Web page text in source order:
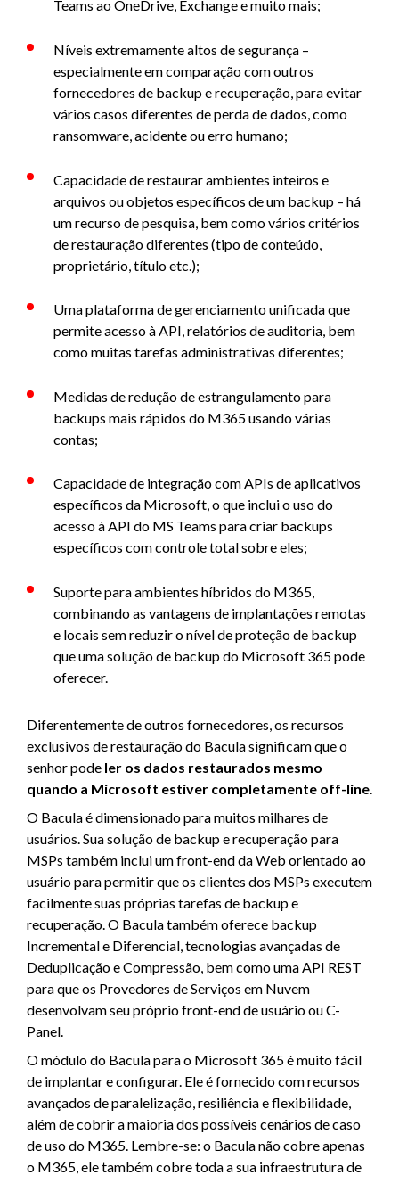
Teams ao OneDrive, Exchange e muito mais;
Níveis extremamente altos de segurança –
especialmente em comparação com outros
fornecedores de backup e recuperação, para evitar
vários casos diferentes de perda de dados, como
ransomware, acidente ou erro humano;
Capacidade de restaurar ambientes inteiros e
arquivos ou objetos específicos de um backup – há
um recurso de pesquisa, bem como vários critérios
de restauração diferentes (tipo de conteúdo,
proprietário, título etc.);
Uma plataforma de gerenciamento unificada que
permite acesso à API, relatórios de auditoria, bem
como muitas tarefas administrativas diferentes;
Medidas de redução de estrangulamento para
backups mais rápidos do M365 usando várias
contas;
Capacidade de integração com APIs de aplicativos
específicos da Microsoft, o que inclui o uso do
acesso à API do MS Teams para criar backups
específicos com controle total sobre eles;
Suporte para ambientes híbridos do M365,
combinando as vantagens de implantações remotas
e locais sem reduzir o nível de proteção de backup
que uma solução de backup do Microsoft 365 pode
oferecer.
Diferentemente de outros fornecedores, os recursos
exclusivos de restauração do Bacula significam que o
senhor pode ler os dados restaurados mesmo
quando a Microsoft estiver completamente off-line
O Bacula é dimensionado para muitos milhares de
usuários. Sua solução de backup e recuperação para
MSPs também inclui um front-end da Web orientado ao
usuário para permitir que os clientes dos MSPs executem
facilmente suas próprias tarefas de backup e
recuperação. O Bacula também oferece backup
Incremental e Diferencial, tecnologias avançadas de
Deduplicação e Compressão, bem como uma API REST
para que os Provedores de Serviços em Nuvem
desenvolvam seu próprio front-end de usuário ou C-
Panel.
O módulo do Bacula para o Microsoft 365 é muito fácil
de implantar e configurar. Ele é fornecido com recursos
avançados de paralelização, resiliência e flexibilidade,
além de cobrir a maioria dos possíveis cenários de caso
de uso do M365. Lembre-se: o Bacula não cobre apenas
o M365, ele também cobre toda a sua infraestrutura de